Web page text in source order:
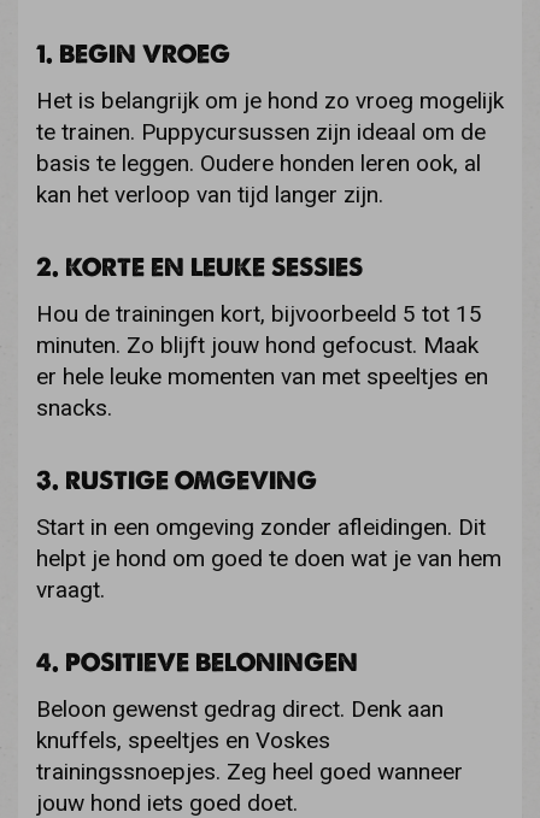
1. BEGIN VROEG
Het is belangrijk om je hond zo vroeg mogelijk
te trainen. Puppycursussen zijn ideaal om de
basis te leggen. Oudere honden leren ook, al
kan het verloop van tijd langer zijn.
2. KORTE EN LEUKE SESSIES
Hou de trainingen kort, bijvoorbeeld 5 tot 15
minuten. Zo blijft jouw hond gefocust. Maak
er hele leuke momenten van met speeltjes en
snacks.
3. RUSTIGE OMGEVING
Start in een omgeving zonder afleidingen. Dit
helpt je hond om goed te doen wat je van hem
vraagt.
4. POSITIEVE BELONINGEN
Beloon gewenst gedrag direct. Denk aan
knuffels, speeltjes en Voskes
trainingssnoepjes. Zeg heel goed wanneer
jouw hond iets goed doet.